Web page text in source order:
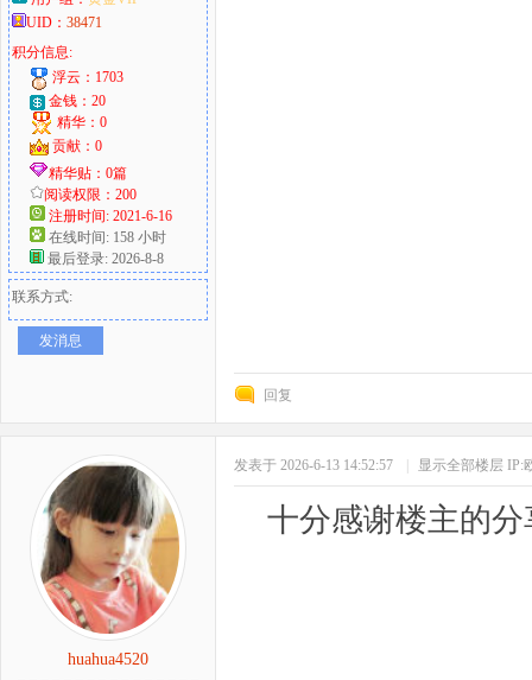
UID： 38471
积分信息:
浮云：1703
金钱：20
精华：0
贡献：0
精华贴：0篇
阅读权限：200
注册时间: 2021-6-16
在线时间: 158 小时
最后登录: 2026-8-8
联系方式:
发消息
回复
huahua4520
发表于 2026-6-13 14:52:57 显示全部楼层 IP:
十分感谢楼主的分